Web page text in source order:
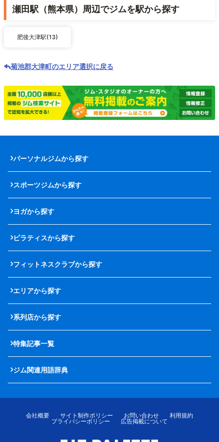
瀬田駅（熊本県）周辺でジムを駅から探す
肥後大津駅(13)
菊池郡大津町のエリア選択に戻る
パーソナルジムから探す
スポーツジムから探す
ヨガから探す
ピラティスから探す
フィットネスクラブから探す
エリアから探す
系列店から探す
特集記事一覧
ジム関連用語辞典
会社概要 サイト制作ポリシー お問い合わせ
利用規約
プライバシーポリシー
広告掲載について